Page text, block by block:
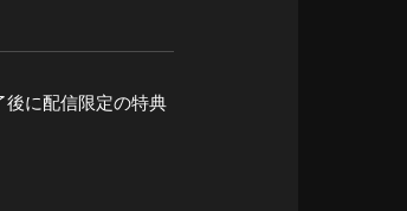
に配信限定の特典